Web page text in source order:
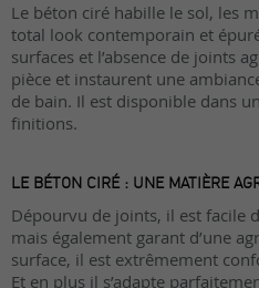
Le béton ciré habille le sol, les
total look contemporain et
surfaces et l’absence de joints
pièce et instaurent une
de bain. Il est disponible dans
finitions.
LE BÉTON CIRÉ : UNE MATIÈRE
Dépourvu de joints, il est facile
mais également garant d’une
surface, il est extrêmement
Et en plus il s’adapte